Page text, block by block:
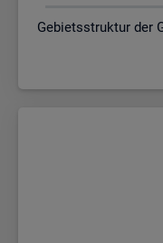
Gebietsstruktur der